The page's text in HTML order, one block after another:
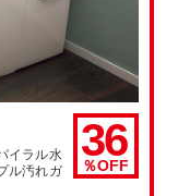
36
％OFF
イラル水
ル汚れガ